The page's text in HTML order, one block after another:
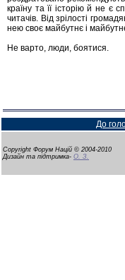
країну та її історію й не є
читачів. Від зрілості
нею своє майбутнє і
Не варто, люди, боятися.
До
Copyright Форум Націй © 2004-2010
Дизайн та підтримка- О. З.